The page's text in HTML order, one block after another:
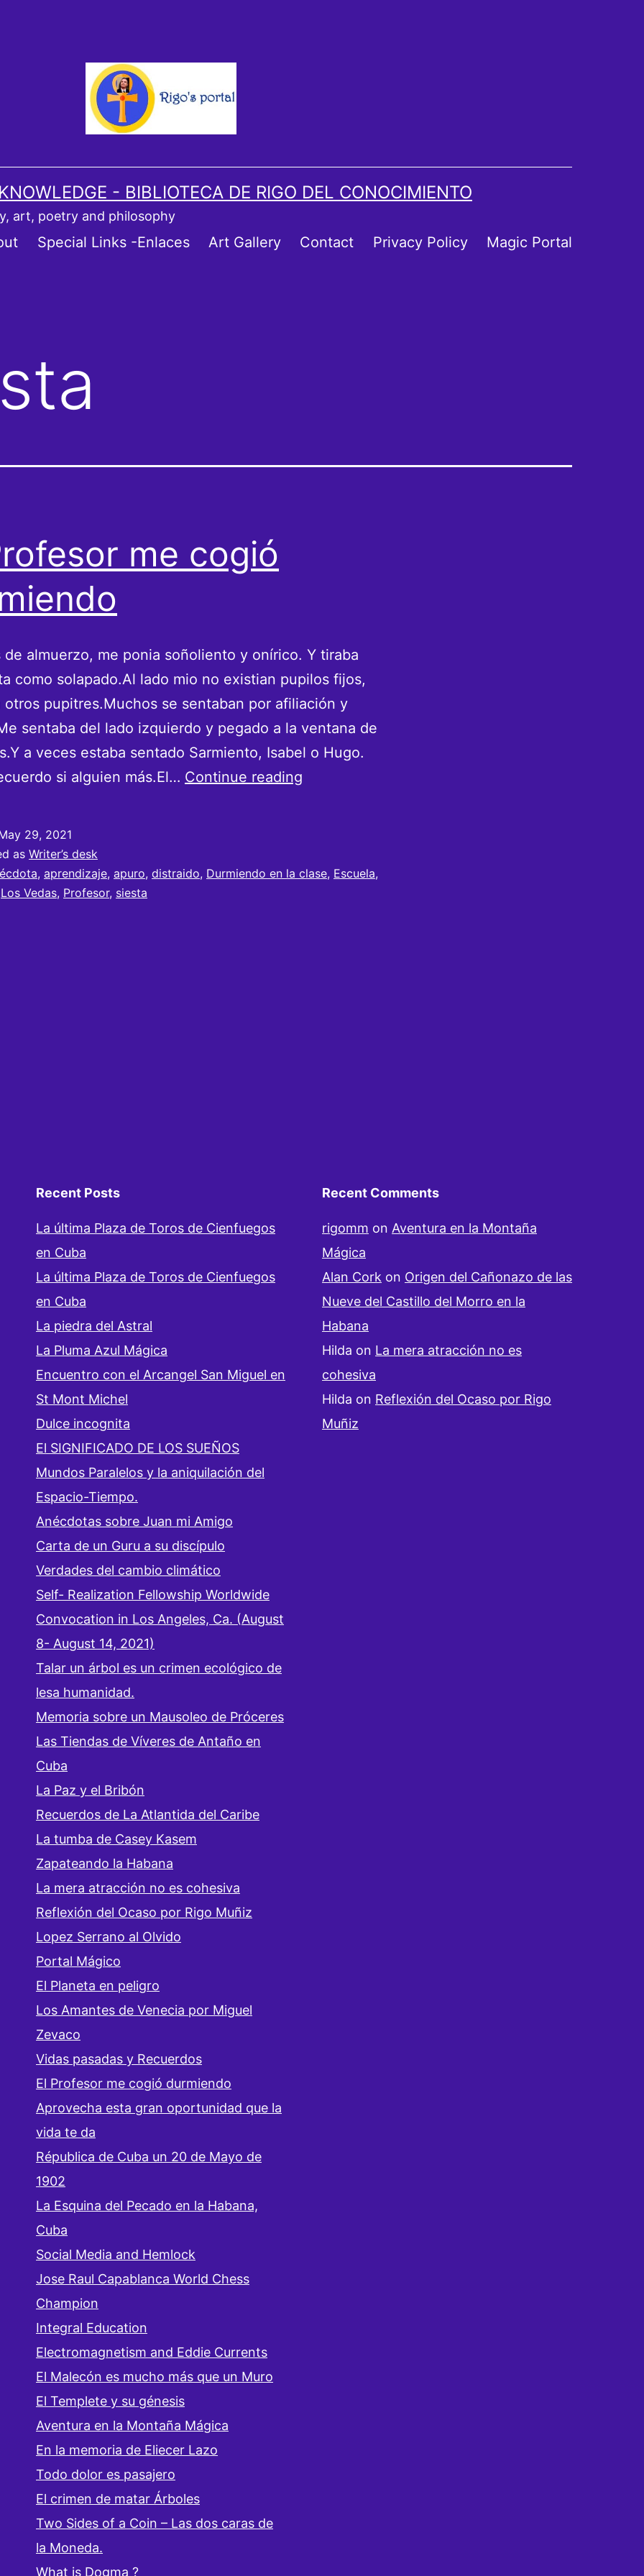
- BIBLIOTECA DE RIGO DEL CONOCIMIENTO
art, poetry and philosophy
Special Links -Enlaces Art Gallery Contact Privacy Policy Magic Portal
me cogió
de almuerzo, me ponia soñoliento y onírico. Y tiraba
como solapado.Al lado mio no existian pupilos fijos,
otros pupitres.Muchos se sentaban por afiliación y
sentaba del lado izquierdo y pegado a la ventana de
a veces estaba sentado Sarmiento, Isabel o Hugo.
si alguien más.El… Continue reading
durmiendo
29, 2021
as Writer’s desk
, aprendizaje, apuro, distraido, Durmiendo en la clase, Escuela,
Los Vedas, Profesor, siesta
Recent Posts
La última Plaza de Toros de Cienfuegos
en Cuba
La última Plaza de Toros de Cienfuegos
en Cuba
La piedra del Astral
La Pluma Azul Mágica
Encuentro con el Arcangel San Miguel en
St Mont Michel
Dulce incognita
El SIGNIFICADO DE LOS SUEÑOS
Mundos Paralelos y la aniquilación del
Espacio-Tiempo.
Anécdotas sobre Juan mi Amigo
Carta de un Guru a su discípulo
Verdades del cambio climático
Self- Realization Fellowship Worldwide
Convocation in Los Angeles, Ca. (August
8- August 14, 2021)
Talar un árbol es un crimen ecológico de
lesa humanidad.
Memoria sobre un Mausoleo de Próceres
Las Tiendas de Víveres de Antaño en
Cuba
La Paz y el Bribón
Recuerdos de La Atlantida del Caribe
La tumba de Casey Kasem
Zapateando la Habana
La mera atracción no es cohesiva
Reflexión del Ocaso por Rigo Muñiz
Lopez Serrano al Olvido
Portal Mágico
El Planeta en peligro
Los Amantes de Venecia por Miguel
Zevaco
Vidas pasadas y Recuerdos
El Profesor me cogió durmiendo
Aprovecha esta gran oportunidad que la
vida te da
Républica de Cuba un 20 de Mayo de
1902
La Esquina del Pecado en la Habana,
Cuba
Social Media and Hemlock
Jose Raul Capablanca World Chess
Champion
Integral Education
Electromagnetism and Eddie Currents
El Malecón es mucho más que un Muro
El Templete y su génesis
Aventura en la Montaña Mágica
En la memoria de Eliecer Lazo
Todo dolor es pasajero
El crimen de matar Árboles
Two Sides of a Coin – Las dos caras de
la Moneda.
What is Dogma ?
Recent Comments
rigomm on Aventura en la Montaña
Mágica
Alan Cork on Origen del Cañonazo de las
Nueve del Castillo del Morro en la
Habana
Hilda on La mera atracción no es
cohesiva
Hilda on Reflexión del Ocaso por Rigo
Muñiz